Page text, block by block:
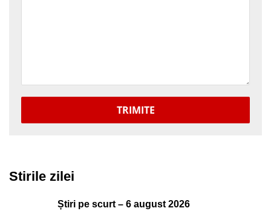
TRIMITE
Stirile zilei
Știri pe scurt – 6 august 2026